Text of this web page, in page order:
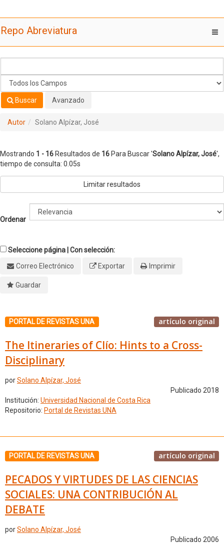
Repo Abreviatura
Buscar Avanzado
Autor Solano Alpízar, José
Mostrando 1 - 16 Resultados de 16 Para Buscar 'Solano Alpízar, José',
tiempo de consulta: 0.05s
Limitar resultados
Ordenar
Seleccione página | Con selección:
Correo Electrónico
Exportar Imprimir
Guardar
PORTAL DE REVISTAS UNA artículo original
The Itineraries of Clío: Hints to a Cross-
Disciplinary
porSolano Alpízar, José
Publicado 2018
Institución: Universidad Nacional de Costa Rica
Repositorio: Portal de Revistas UNA
PORTAL DE REVISTAS UNA artículo original
PECADOS Y VIRTUDES DE LAS CIENCIAS
SOCIALES: UNA CONTRIBUCIÓN AL
DEBATE
porSolano Alpízar, José
Publicado 2006